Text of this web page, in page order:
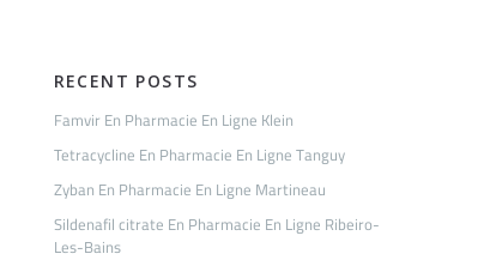
RECENT POSTS
Famvir En Pharmacie En Ligne Klein
Tetracycline En Pharmacie En Ligne Tanguy
Zyban En Pharmacie En Ligne Martineau
Sildenafil citrate En Pharmacie En Ligne Ribeiro-
Les-Bains